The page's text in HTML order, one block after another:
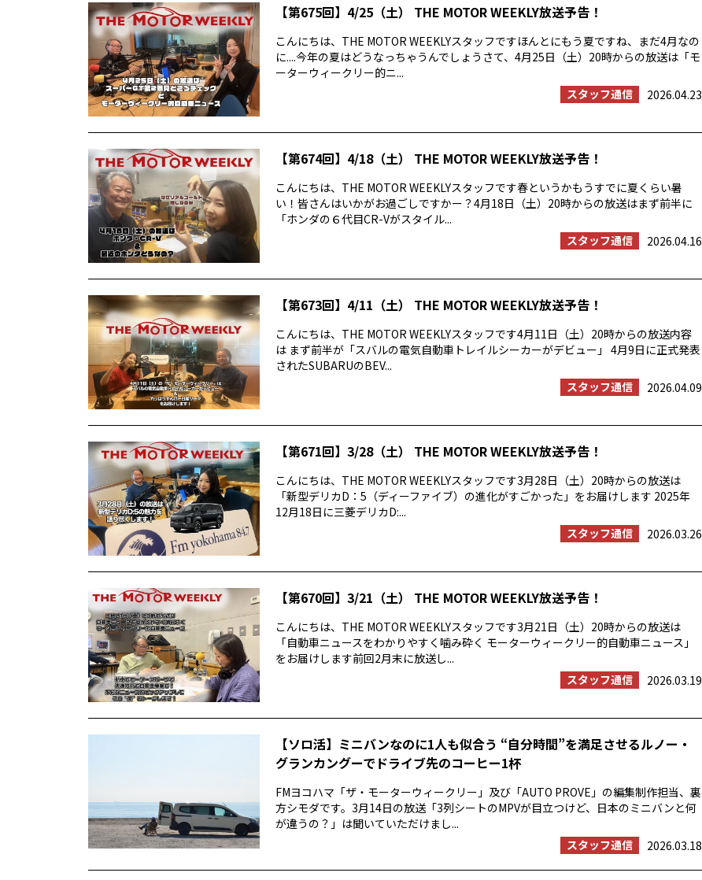
【第675回】4/25（土） THE MOTOR WEEKLY放送予告！
こんにちは、THE MOTOR WEEKLYスタッフですほんとにもう夏ですね、まだ4月なの
に....今年の夏はどうなっちゃうんでしょうさて、4月25日（土）20時からの放送は「モ
ーターウィークリー的ニ...
スタッフ通信
2026.04.23
【第674回】4/18（土） THE MOTOR WEEKLY放送予告！
こんにちは、THE MOTOR WEEKLYスタッフです春というかもうすでに夏くらい暑
い！皆さんはいかがお過ごしですかー？4月18日（土）20時からの放送はまず前半に
「ホンダの６代目CR-Vがスタイル...
スタッフ通信
2026.04.16
【第673回】4/11（土） THE MOTOR WEEKLY放送予告！
こんにちは、THE MOTOR WEEKLYスタッフです4月11日（土）20時からの放送内容
は まず前半が「スバルの電気自動車トレイルシーカーがデビュー」 4月9日に正式発表
されたSUBARUのBEV...
スタッフ通信
2026.04.09
【第671回】3/28（土） THE MOTOR WEEKLY放送予告！
こんにちは、THE MOTOR WEEKLYスタッフです3月28日（土）20時からの放送は
「新型デリカD：5（ディーファイブ）の進化がすごかった」をお届けします 2025年
12月18日に三菱デリカD:...
スタッフ通信
2026.03.26
【第670回】3/21（土） THE MOTOR WEEKLY放送予告！
こんにちは、THE MOTOR WEEKLYスタッフです3月21日（土）20時からの放送は
「自動車ニュースをわかりやすく噛み砕く モーターウィークリー的自動車ニュース」
をお届けします前回2月末に放送し...
スタッフ通信
2026.03.19
【ソロ活】ミニバンなのに1人も似合う “自分時間”を満足させるルノー・
グランカングーでドライブ先のコーヒー1杯
FMヨコハマ「ザ・モーターウィークリー」及び「AUTO PROVE」の編集制作担当、裏
方シモダです。3月14日の放送「3列シートのMPVが目立つけど、日本のミニバンと何
が違うの？」は聞いていただけまし...
スタッフ通信
2026.03.18